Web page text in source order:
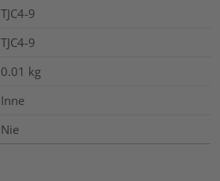
TJC4-9
TJC4-9
0.01 kg
Inne
Nie